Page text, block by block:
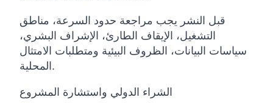
قبل النشر يجب مراجعة حدود السرعة، مناطق
التشغيل، الإيقاف الطارئ، الإشراف البشري،
سياسات البيانات، الظروف البيئية ومتطلبات الامتثال
المحلية.
الشراء الدولي واستشارة المشروع